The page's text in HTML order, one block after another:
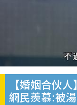
【婚姻合伙
網民羨慕:被